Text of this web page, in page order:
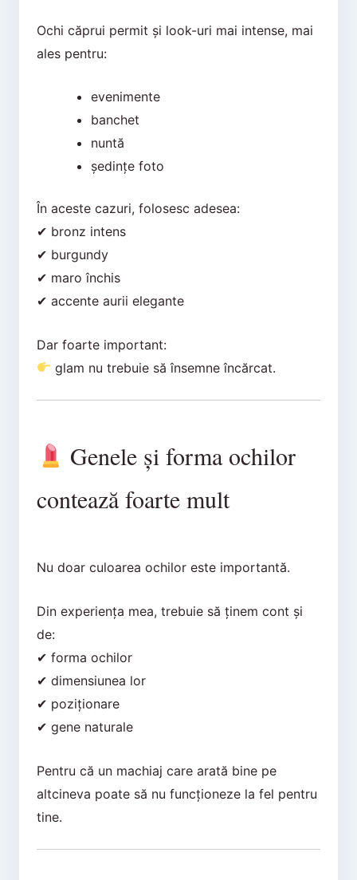
Ochi căprui permit și look-uri mai intense, mai
ales pentru:
evenimente
banchet
nuntă
ședințe foto
În aceste cazuri, folosesc adesea:
✔ bronz intens
✔ burgundy
✔ maro închis
✔ accente aurii elegante
Dar foarte important:
glam nu trebuie să însemne încărcat.
Genele și forma ochilor
contează foarte mult
Nu doar culoarea ochilor este importantă.
Din experiența mea, trebuie să ținem cont și
de:
✔ forma ochilor
✔ dimensiunea lor
✔ poziționare
✔ gene naturale
Pentru că un machiaj care arată bine pe
altcineva poate să nu funcționeze la fel pentru
tine.